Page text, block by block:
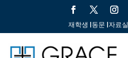
재학생 |동문 |자료실